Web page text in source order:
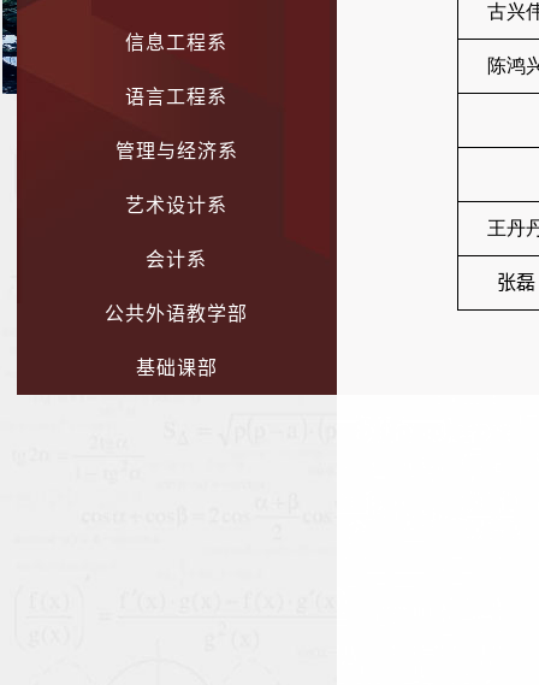
信息工程系
语言工程系
管理与经济系
艺术设计系
会计系
公共外语教学部
基础课部
古兴
陈鸿
王丹
张磊